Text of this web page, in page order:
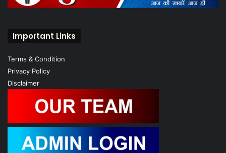
Important Links
Terms & Condition
Privacy Policy
Disclaimer